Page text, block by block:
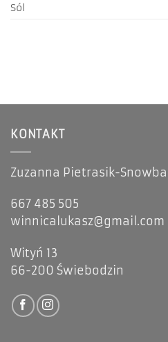
Sól
KONTAKT
Zuzanna Pietrasik-Snowball
667 485 505
winnicalukasz@gmail.com
Wityń 13
66-200 Świebodzin